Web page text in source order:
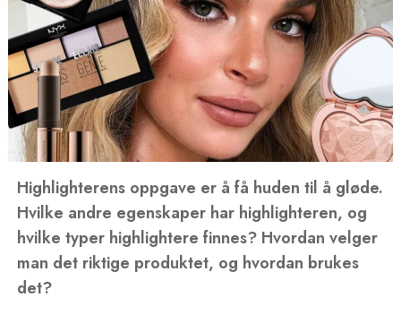
Highlighterens oppgave er å få huden til å gløde.
Hvilke andre egenskaper har highlighteren, og
hvilke typer highlightere finnes? Hvordan velger
man det riktige produktet, og hvordan brukes
det?